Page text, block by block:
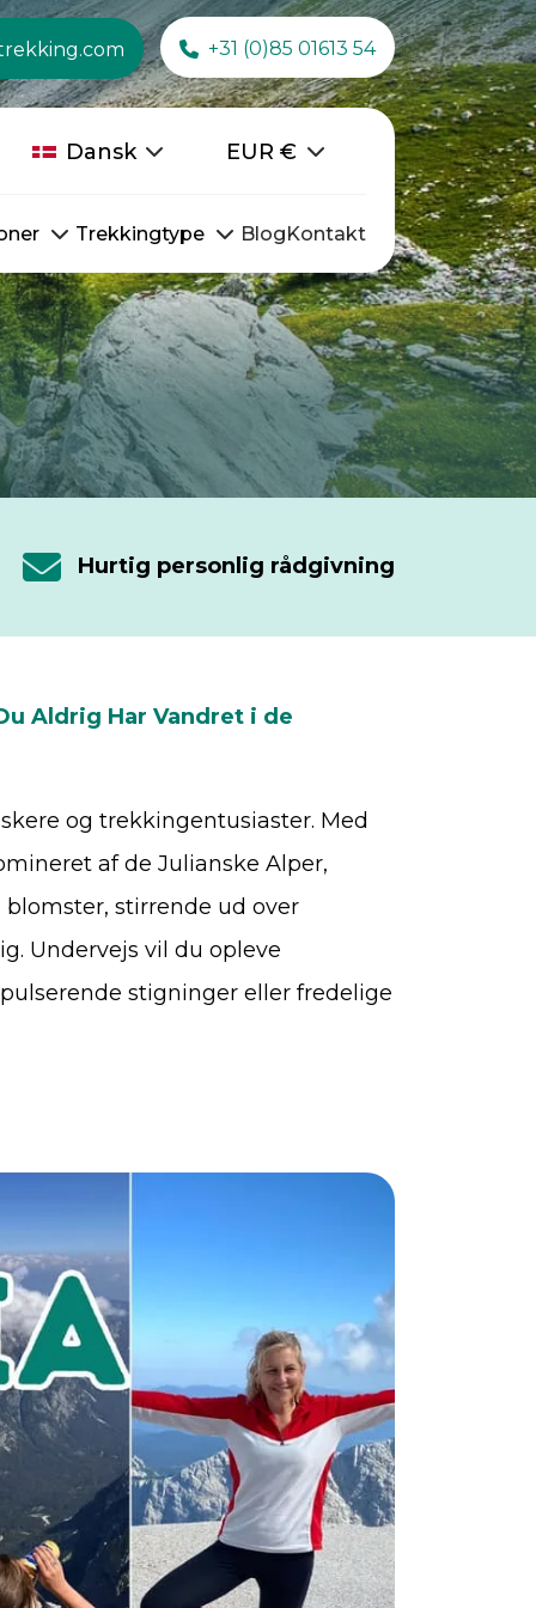
+31 (0)85 01613 54
Dansk EUR €
Trekkingtype BlogKontakt
Hurtig personlig rådgivning
Aldrig Har Vandret i de
og trekkingentusiaster. Med
af de Julianske Alper,
stirrende ud over
Undervejs vil du opleve
stigninger eller fredelige